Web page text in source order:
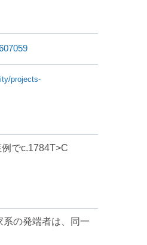
projects-
でc.1784T>C
の発端者は、同一